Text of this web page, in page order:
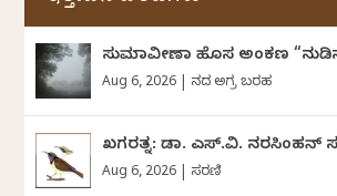
ಸುಮಾವೀಣಾ ಹೊಸ ಅಂಕಣ
Aug 6, 2026 ದಿನದ ಅಗ್ರ ಬರಹ
ಖಗರತ್ನ: ಡಾ. ಎಸ್.ವಿ. ನರಸಿಂಹನ್‌‌
Aug 6, 2026 ಸರಣಿ